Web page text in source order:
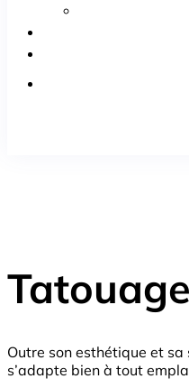
Outre son esthétique et
s’adapte bien à tout